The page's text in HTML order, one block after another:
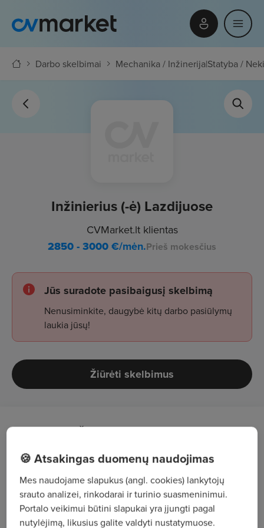
Darbo skelbimai Mechanika / Inžinerija|Statyba /
Inžinierius (-ė) Lazdijuose
CVMarket.lt klientas
2850 - 3000€/mėn.Prieš mokesčius
Jūs suradote pasibaigusį skelbimą
Nenusiminkite, daugybė kitų darbo pasiūlymų
laukia jūsų!
Žiūrėti skelbimus
KOKIOS UŽDUOTYS LAUKIA:
rengti kelių priežiūros ir statybos darbų
techninę dokumentaciją bei kitus dokumentus;
ruošti nuolatinės priežiūros darbų sąmatas,
derinti su užsakovu;
🍪 Atsakingas duomenų naudojimas
Mes naudojame slapukus (angl. cookies) lankytojų
srauto analizei, rinkodarai ir turinio suasmeninimui.
Portalo veikimui būtini slapukai yra įjungti pagal
nutylėjimą, likusius galite valdyti nustatymuose.